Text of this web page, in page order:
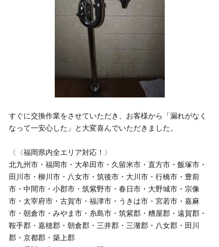
すぐに交換作業をさせていただき、お客様から「漏れがなく
なって一安心した」と大変喜んでいただきました。
〈〈福岡県内全エリア対応！〉
北九州市・福岡市・大牟田市・久留米市・直方市・飯塚市・
田川市・柳川市・八女市・筑後市・大川市・行橋市・豊前
市・中間市・小郡市・筑紫野市・春日市・大野城市・宗像
市・太宰府市・古賀市・福津市・うきは市・宮若市・嘉麻
市・朝倉市・みやま市・糸島市・筑紫郡・糟屋郡・遠賀郡・
鞍手郡・嘉穂郡・朝倉郡・三井郡・三潴郡・八女郡・田川
郡・京都郡・築上郡